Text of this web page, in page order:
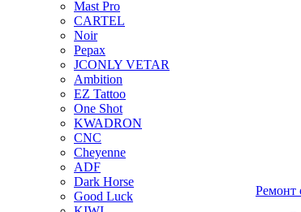
Mast Pro
CARTEL
Noir
Pepax
JCONLY VETAR
Ambition
EZ Tattoo
One Shot
KWADRON
CNC
Cheyenne
ADF
Dark Horse
Good Luck
Ремонт